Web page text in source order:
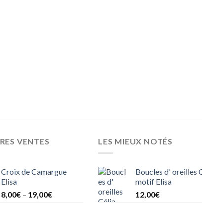
VENTES
Croix de Camargue
Elisa
8,00€ – 19,00€
LES MIEUX NOTÉS
Boucles d' oreilles
motif Elisa
12,00€